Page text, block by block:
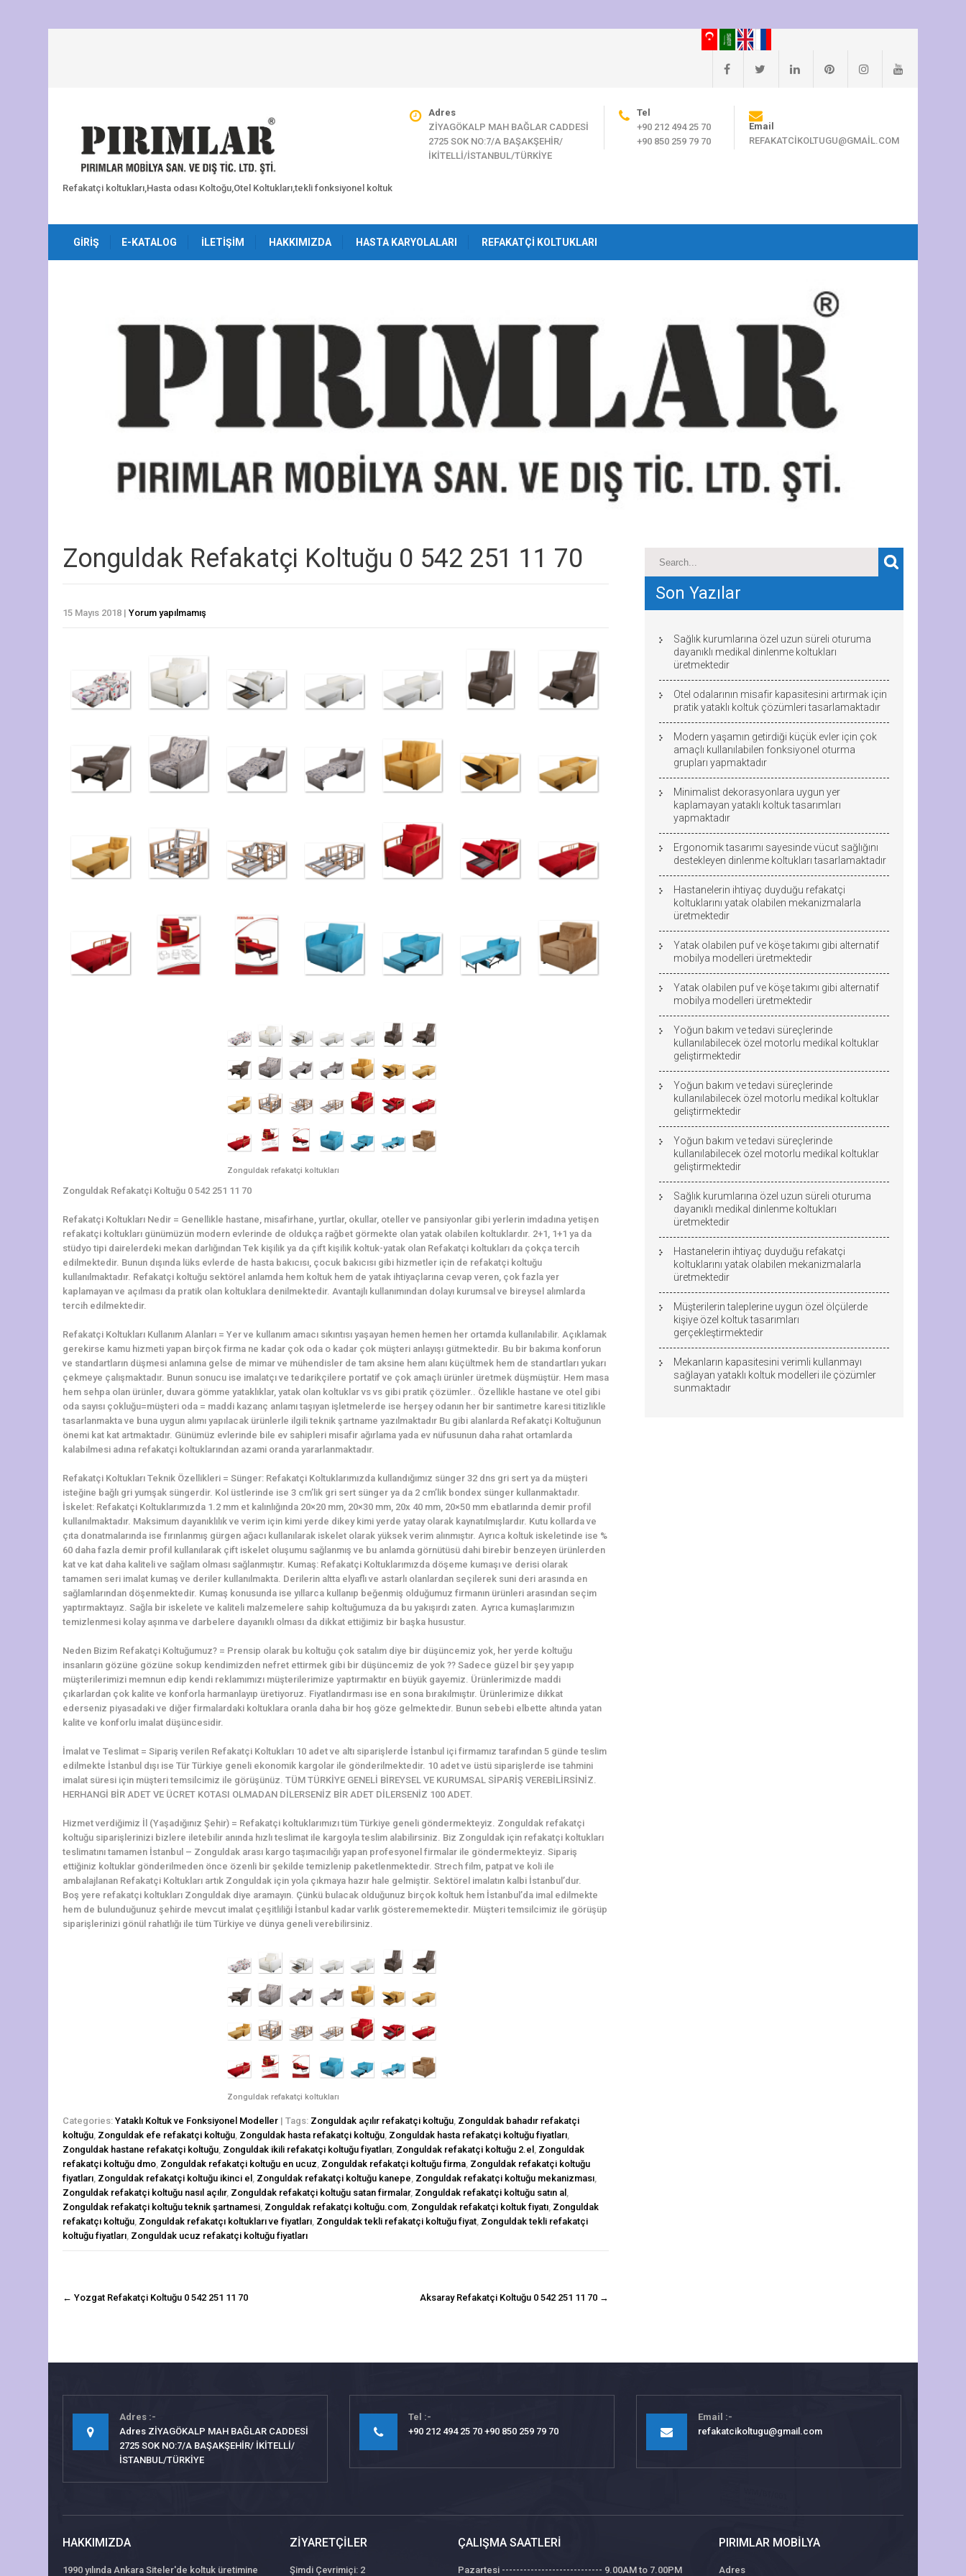
Refakatçi koltukları,Hasta odası Koltoğu,Otel Koltukları,tekli fonksiyonel koltuk
Adres
ZİYAGÖKALP MAH BAĞLAR CADDESİ
2725 SOK NO:7/A BAŞAKŞEHİR/
İKİTELLİ/İSTANBUL/TÜRKİYE
Tel
+90 212 494 25 70
+90 850 259 79 70
Email
REFAKATCIKOLTUGU@GMAIL.COM
GIRIŞ E-KATALOG İLETIŞIM HAKKIMIZDA HASTA KARYOLALARI REFAKATÇI KOLTUKLARI
Zonguldak Refakatçi Koltuğu 0 542 251 11 70
15 Mayıs 2018 | Yorum yapılmamış
Zonguldak refakatçi koltukları
Zonguldak Refakatçi Koltuğu 0 542 251 11 70
Refakatçi Koltukları Nedir = Genellikle hastane, misafirhane, yurtlar, okullar, oteller ve pansiyonlar gibi yerlerin imdadına yetişen
refakatçi koltukları günümüzün modern evlerinde de oldukça rağbet görmekte olan yatak olabilen koltuklardır. 2+1, 1+1 ya da
stüdyo tipi dairelerdeki mekan darlığından Tek kişilik ya da çift kişilik koltuk-yatak olan Refakatçi koltukları da çokça tercih
edilmektedir. Bunun dışında lüks evlerde de hasta bakıcısı, çocuk bakıcısı gibi hizmetler için de refakatçi koltuğu
kullanılmaktadır. Refakatçi koltuğu sektörel anlamda hem koltuk hem de yatak ihtiyaçlarına cevap veren, çok fazla yer
kaplamayan ve açılması da pratik olan koltuklara denilmektedir. Avantajlı kullanımından dolayı kurumsal ve bireysel alımlarda
tercih edilmektedir.
Refakatçi Koltukları Kullanım Alanları = Yer ve kullanım amacı sıkıntısı yaşayan hemen hemen her ortamda kullanılabilir. Açıklamak
gerekirse kamu hizmeti yapan birçok firma ne kadar çok oda o kadar çok müşteri anlayışı gütmektedir. Bu bir bakıma konforun
ve standartların düşmesi anlamına gelse de mimar ve mühendisler de tam aksine hem alanı küçültmek hem de standartları yukarı
çekmeye çalışmaktadır. Bunun sonucu ise imalatçı ve tedarikçilere portatif ve çok amaçlı ürünler üretmek düşmüştür. Hem masa
hem sehpa olan ürünler, duvara gömme yataklıklar, yatak olan koltuklar vs vs gibi pratik çözümler.. Özellikle hastane ve otel gibi
oda sayısı çokluğu=müşteri oda = maddi kazanç anlamı taşıyan işletmelerde ise herşey odanın her bir santimetre karesi titizlikle
tasarlanmakta ve buna uygun alımı yapılacak ürünlerle ilgili teknik şartname yazılmaktadır Bu gibi alanlarda Refakatçi Koltuğunun
önemi kat kat artmaktadır. Günümüz evlerinde bile ev sahipleri misafir ağırlama yada ev nüfusunun daha rahat ortamlarda
kalabilmesi adına refakatçi koltuklarından azami oranda yararlanmaktadır.
Refakatçi Koltukları Teknik Özellikleri = Sünger: Refakatçi Koltuklarımızda kullandığımız sünger 32 dns gri sert ya da müşteri
isteğine bağlı gri yumşak süngerdir. Kol üstlerinde ise 3 cm’lik gri sert sünger ya da 2 cm’lik bondex sünger kullanmaktadır.
İskelet: Refakatçi Koltuklarımızda 1.2 mm et kalınlığında 20×20 mm, 20×30 mm, 20x 40 mm, 20×50 mm ebatlarında demir profil
kullanılmaktadır. Maksimum dayanıklılık ve verim için kimi yerde dikey kimi yerde yatay olarak kaynatılmışlardır. Kutu kollarda ve
çıta donatmalarında ise fırınlanmış gürgen ağacı kullanılarak iskelet olarak yüksek verim alınmıştır. Ayrıca koltuk iskeletinde ise %
60 daha fazla demir profil kullanılarak çift iskelet oluşumu sağlanmış ve bu anlamda görnütüsü dahi birebir benzeyen ürünlerden
kat ve kat daha kaliteli ve sağlam olması sağlanmıştır. Kumaş: Refakatçi Koltuklarımızda döşeme kumaşı ve derisi olarak
tamamen seri imalat kumaş ve deriler kullanılmakta. Derilerin altta elyaflı ve astarlı olanlardan seçilerek suni deri arasında en
sağlamlarından döşenmektedir. Kumaş konusunda ise yıllarca kullanıp beğenmiş olduğumuz firmanın ürünleri arasından seçim
yaptırmaktayız. Sağla bir iskelete ve kaliteli malzemelere sahip koltuğumuza da bu yakışırdı zaten. Ayrıca kumaşlarımızın
temizlenmesi kolay aşınma ve darbelere dayanıklı olması da dikkat ettiğimiz bir başka husustur.
Neden Bizim Refakatçi Koltuğumuz? = Prensip olarak bu koltuğu çok satalım diye bir düşüncemiz yok, her yerde koltuğu
insanların gözüne gözüne sokup kendimizden nefret ettirmek gibi bir düşüncemiz de yok ?? Sadece güzel bir şey yapıp
müşterilerimizi memnun edip kendi reklamımızı müşterilerimize yaptırmaktır en büyük gayemiz. Ürünlerimizde maddi
çıkarlardan çok kalite ve konforla harmanlayıp üretiyoruz. Fiyatlandırması ise en sona bırakılmıştır. Ürünlerimize dikkat
ederseniz piyasadaki ve diğer firmalardaki koltuklara oranla daha bir hoş göze gelmektedir. Bunun sebebi elbette altında yatan
kalite ve konforlu imalat düşüncesidir.
İmalat ve Teslimat = Sipariş verilen Refakatçi Koltukları 10 adet ve altı siparişlerde İstanbul içi firmamız tarafından 5 günde teslim
edilmekte İstanbul dışı ise Tür Türkiye geneli ekonomik kargolar ile gönderilmektedir. 10 adet ve üstü siparişlerde ise tahmini
imalat süresi için müşteri temsilcimiz ile görüşünüz. TÜM TÜRKİYE GENELİ BİREYSEL VE KURUMSAL SİPARİŞ VEREBİLİRSİNİZ.
HERHANGİ BİR ADET VE ÜCRET KOTASI OLMADAN DİLERSENİZ BİR ADET DİLERSENİZ 100 ADET.
Hizmet verdiğimiz İl (Yaşadığınız Şehir) = Refakatçi koltuklarımızı tüm Türkiye geneli göndermekteyiz. Zonguldak refakatçi
koltuğu siparişlerinizi bizlere iletebilir anında hızlı teslimat ile kargoyla teslim alabilirsiniz. Biz Zonguldak için refakatçi koltukları
teslimatını tamamen İstanbul – Zonguldak arası kargo taşımacılığı yapan profesyonel firmalar ile göndermekteyiz. Sipariş
ettiğiniz koltuklar gönderilmeden önce özenli bir şekilde temizlenip paketlenmektedir. Strech film, patpat ve koli ile
ambalajlanan Refakatçi Koltukları artık Zonguldak için yola çıkmaya hazır hale gelmiştir. Sektörel imalatın kalbi İstanbul’dur.
Boş yere refakatçi koltukları Zonguldak diye aramayın. Çünkü bulacak olduğunuz birçok koltuk hem İstanbul’da imal edilmekte
hem de bulunduğunuz şehirde mevcut imalat çeşitliliği İstanbul kadar varlık gösterememektedir. Müşteri temsilcimiz ile görüşüp
siparişlerinizi gönül rahatlığı ile tüm Türkiye ve dünya geneli verebilirsiniz.
Zonguldak refakatçi koltukları
Categories: Yataklı Koltuk ve Fonksiyonel Modeller | Tags: Zonguldak açılır refakatçi koltuğu, Zonguldak bahadır refakatçi
koltuğu, Zonguldak efe refakatçi koltuğu, Zonguldak hasta refakatçi koltuğu, Zonguldak hasta refakatçi koltuğu fiyatları,
Zonguldak hastane refakatçi koltuğu, Zonguldak ikili refakatçi koltuğu fiyatları, Zonguldak refakatçi koltuğu 2.el , Zonguldak
refakatçi koltuğu dmo, Zonguldak refakatçi koltuğu en ucuz, Zonguldak refakatçi koltuğu firma, Zonguldak refakatçi koltuğu
fiyatları, Zonguldak refakatçi koltuğu ikinci el , Zonguldak refakatçi koltuğu kanepe, Zonguldak refakatçi koltuğu mekanizması,
Zonguldak refakatçi koltuğu nasıl açılır, Zonguldak refakatçi koltuğu satan firmalar, Zonguldak refakatçi koltuğu satın al ,
Zonguldak refakatçi koltuğu teknik şartnamesi, Zonguldak refakatçi koltuğu.com, Zonguldak refakatçi koltuk fiyatı, Zonguldak
refakatçı koltuğu, Zonguldak refakatçı koltukları ve fiyatları, Zonguldak tekli refakatçi koltuğu fiyat, Zonguldak tekli refakatçi
koltuğu fiyatları, Zonguldak ucuz refakatçi koltuğu fiyatları
navigasyon
← Yozgat Refakatçi Koltuğu 0 542 251 11 70 Aksaray Refakatçi Koltuğu 0 542 251 11 70 →
Son Yazılar
Sağlık kurumlarına özel uzun süreli oturuma
dayanıklı medikal dinlenme koltukları
üretmektedir
Otel odalarının misafir kapasitesini artırmak için
pratik yataklı koltuk çözümleri tasarlamaktadır
Modern yaşamın getirdiği küçük evler için çok
amaçlı kullanılabilen fonksiyonel oturma
grupları yapmaktadır
Minimalist dekorasyonlara uygun yer
kaplamayan yataklı koltuk tasarımları
yapmaktadır
Ergonomik tasarımı sayesinde vücut sağlığını
destekleyen dinlenme koltukları tasarlamaktadır
Hastanelerin ihtiyaç duyduğu refakatçi
koltuklarını yatak olabilen mekanizmalarla
üretmektedir
Yatak olabilen puf ve köşe takımı gibi alternatif
mobilya modelleri üretmektedir
Yatak olabilen puf ve köşe takımı gibi alternatif
mobilya modelleri üretmektedir
Yoğun bakım ve tedavi süreçlerinde
kullanılabilecek özel motorlu medikal koltuklar
geliştirmektedir
Yoğun bakım ve tedavi süreçlerinde
kullanılabilecek özel motorlu medikal koltuklar
geliştirmektedir
Yoğun bakım ve tedavi süreçlerinde
kullanılabilecek özel motorlu medikal koltuklar
geliştirmektedir
Sağlık kurumlarına özel uzun süreli oturuma
dayanıklı medikal dinlenme koltukları
üretmektedir
Hastanelerin ihtiyaç duyduğu refakatçi
koltuklarını yatak olabilen mekanizmalarla
üretmektedir
Müşterilerin taleplerine uygun özel ölçülerde
kişiye özel koltuk tasarımları
gerçekleştirmektedir
Mekanların kapasitesini verimli kullanmayı
sağlayan yataklı koltuk modelleri ile çözümler
sunmaktadır
Adres
Adres ZİYAGÖKALP MAH BAĞLAR CADDESİ
2725 SOK NO:7/A BAŞAKŞEHİR/ İKİTELLİ/
İSTANBUL/TÜRKİYE
Tel
+90 212 494 25 70 +90 850 259 79 70
Email
refakatcikoltugu@gmail.com
HAKKIMIZDA
1990 yılında Ankara Siteler'de koltuk üretimine
ZIYARETÇILER
Şimdi Çevrimiçi: 2
ÇALIŞMA SAATLERI
Pazartesi ---------------------------- 9.00AM to 7.00PM
PIRIMLAR MOBILYA
Adres